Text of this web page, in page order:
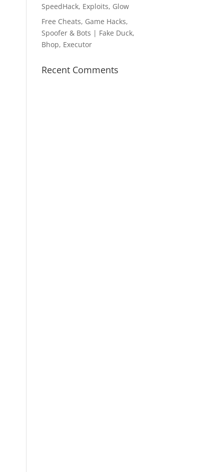
SpeedHack, Exploits, Glow
Free Cheats, Game Hacks,
Spoofer & Bots | Fake Duck,
Bhop, Executor
Recent Comments